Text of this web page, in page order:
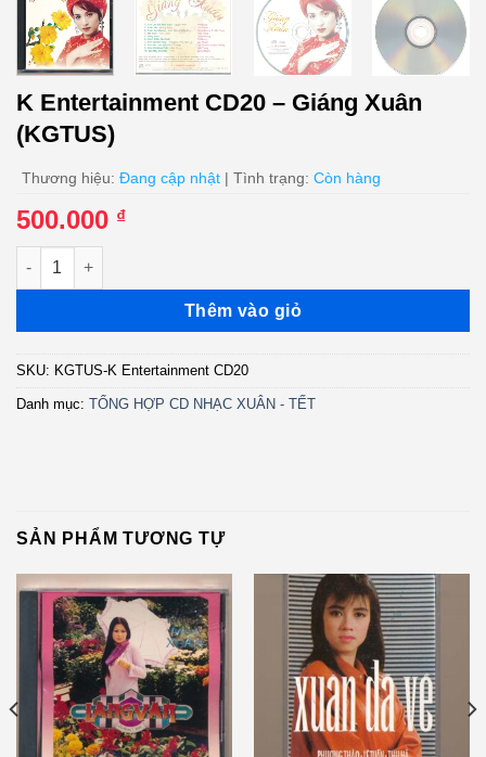
K Entertainment CD20 – Giáng Xuân
(KGTUS)
Thương hiệu: Đang cập nhật | Tình trạng: Còn hàng
500.000 ₫
K Entertainment CD20 - Giáng Xuân (KGTUS) số lượng
Thêm vào giỏ
SKU: KGTUS-K Entertainment CD20
Danh mục: TỔNG HỢP CD NHẠC XUÂN - TẾT
SẢN PHẨM TƯƠNG TỰ